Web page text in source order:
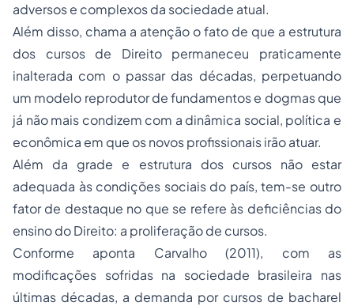
adversos e complexos da sociedade atual.
Além disso, chama a atenção o fato de que a estrutura
dos cursos de Direito permaneceu praticamente
inalterada com o passar das décadas, perpetuando
um modelo reprodutor de fundamentos e dogmas que
já não mais condizem com a dinâmica social, política e
econômica em que os novos profissionais irão atuar.
Além da grade e estrutura dos cursos não estar
adequada às condições sociais do país, tem-se outro
fator de destaque no que se refere às deficiências do
ensino do Direito: a proliferação de cursos.
Conforme aponta Carvalho (2011), com as
modificações sofridas na sociedade brasileira nas
últimas décadas, a demanda por cursos de bacharel